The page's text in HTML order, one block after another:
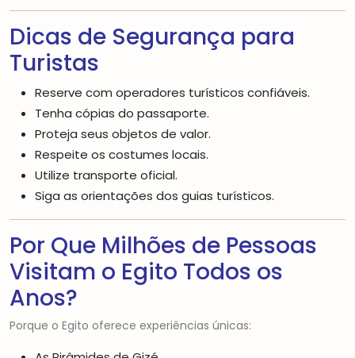
Dicas de Segurança para
Turistas
Reserve com operadores turísticos confiáveis.
Tenha cópias do passaporte.
Proteja seus objetos de valor.
Respeite os costumes locais.
Utilize transporte oficial.
Siga as orientações dos guias turísticos.
Por Que Milhões de Pessoas
Visitam o Egito Todos os
Anos?
Porque o Egito oferece experiências únicas: